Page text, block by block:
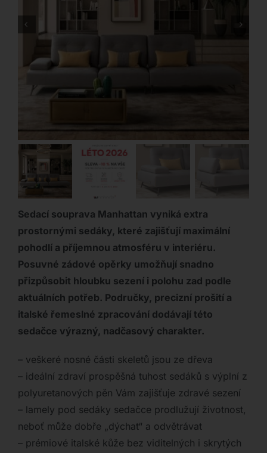
Sedací souprava Manhattan vyniká extra
prostornými sedáky, které zajišťují maximální
pohodlí a příjemnou atmosféru v interiéru.
Posuvné zádové opěrky umožňují snadno
přizpůsobit hloubku sezení i polohu zad podle
aktuálních potřeb. Područky, precizní prošití a
italské řemeslné zpracování dodávají této
sedačce výrazný, nadčasový charakter.
– veškeré nosné části skeletů jsou ze dřeva
– ideální zdraví prospěšná tuhost sedáků s výplní z
polyuretanových pěn Vám zajišťuje zdravé sezení
– lamely pod sedáky sedačce prodlužují životnost,
neboť může dobře „dýchat“ a odvětrávat
– prémiové italské kůže bez viditelných i skrytých